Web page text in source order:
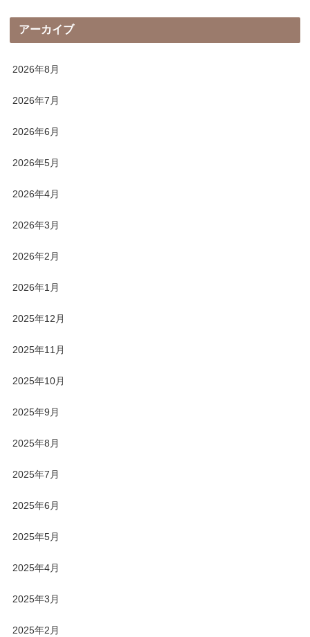
アーカイブ
2026年8月
2026年7月
2026年6月
2026年5月
2026年4月
2026年3月
2026年2月
2026年1月
2025年12月
2025年11月
2025年10月
2025年9月
2025年8月
2025年7月
2025年6月
2025年5月
2025年4月
2025年3月
2025年2月